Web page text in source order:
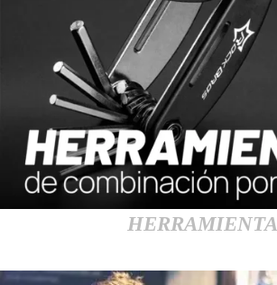
HERRAMIENTA